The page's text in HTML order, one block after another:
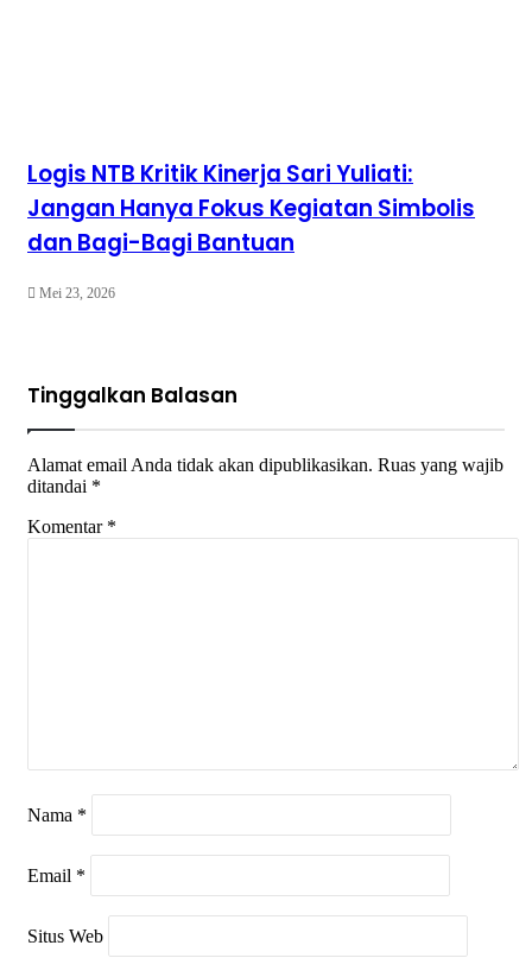
​Logis NTB Kritik Kinerja Sari Yuliati:
Jangan Hanya Fokus Kegiatan Simbolis
dan Bagi-Bagi Bantuan
Mei 23, 2026
Tinggalkan Balasan
Alamat email Anda tidak akan dipublikasikan. Ruas yang wajib
ditandai *
Komentar *
Nama *
Email *
Situs Web